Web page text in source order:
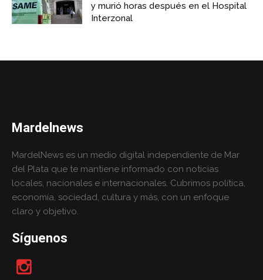
y murió horas después en el Hospital
Interzonal
Mardelnews
MardelNews es un medio digital independiente de Mar
del Plata que te mantiene informado con noticias
locales, nacionales e internacionales. Cubrimos política,
economía, sociedad, cultura y más, con un enfoque
claro y objetivo.
Síguenos